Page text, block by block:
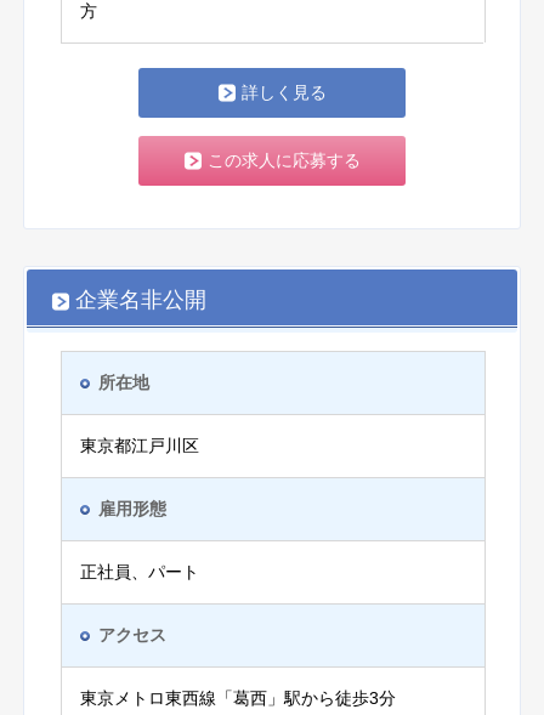
方
詳しく見る
この求人に応募する
企業名非公開
所在地
東京都江戸川区
雇用形態
正社員、パート
アクセス
東京メトロ東西線「葛西」駅から徒歩3分